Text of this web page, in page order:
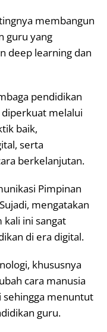
membangun
guru yang
deep learning dan
pendidikan
melalui
baik,
serta
berkelanjutan.
Pimpinan
mengatakan
ini sangat
di era digital.
khususnya
cara manusia
sehingga menuntut
guru.